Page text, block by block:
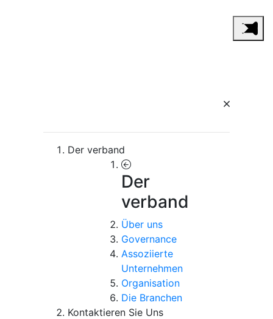
Der verband
Der
verband
Über uns
Governance
Assoziierte
Unternehmen
Organisation
Die Branchen
Kontaktieren Sie Uns